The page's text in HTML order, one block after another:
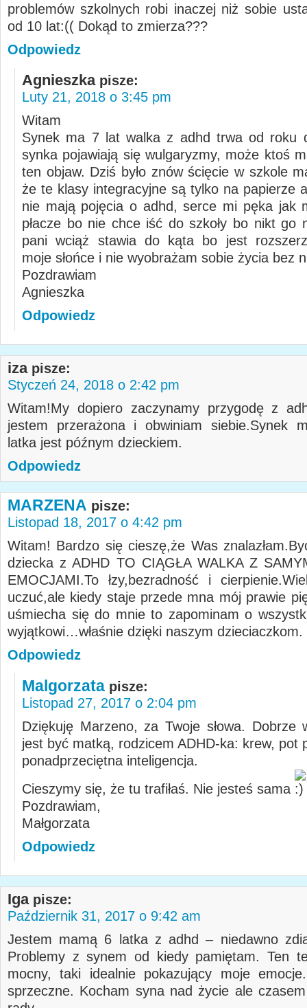
problemów szkolnych robi inaczej niż sobie
od 10 lat:(( Dokąd to zmierza???
Odpowiedz
Agnieszka pisze:
Luty 21, 2018 o 3:45 pm
Witam
Synek ma 7 lat walka z adhd trwa od roku
synka pojawiają się wulgaryzmy, może ktoś
ten objaw. Dziś było znów ścięcie w szkole
że te klasy integracyjne są tylko na papierze
nie mają pojęcia o adhd, serce mi pęka jak
płacze bo nie chce iść do szkoły bo nikt go
pani wciąż stawia do kąta bo jest
moje słońce i nie wyobrażam sobie życia bez
Pozdrawiam
Agnieszka
Odpowiedz
iza pisze:
Styczeń 24, 2018 o 2:42 pm
Witam!My dopiero zaczynamy przygodę z
jestem przerażona i obwiniam siebie.Synek
latka jest późnym dzieckiem.
Odpowiedz
MARZENA pisze:
Listopad 18, 2017 o 4:42 pm
Witam! Bardzo się cieszę,że Was
dziecka z ADHD TO CIĄGŁA WALKA Z
EMOCJAMI.To łzy,bezradność i
uczuć,ale kiedy staje przede mna mój prawie
uśmiecha się do mnie to zapominam o
wyjątkowi…właśnie dzięki naszym dzieciaczkom.
Odpowiedz
Malgorzata pisze:
Listopad 27, 2017 o 2:04 pm
Dziękuję Marzeno, za Twoje słowa. Dobrze
jest być matką, rodzicem ADHD-ka: krew, pot
ponadprzeciętna inteligencja.
Cieszymy się, że tu trafiłaś. Nie jesteś sama
Pozdrawiam,
Małgorzata
Odpowiedz
Iga pisze:
Październik 31, 2017 o 9:42 am
Jestem mamą 6 latka z adhd – niedawno
Problemy z synem od kiedy pamiętam. Ten
mocny, taki idealnie pokazujący moje
sprzeczne. Kocham syna nad życie ale